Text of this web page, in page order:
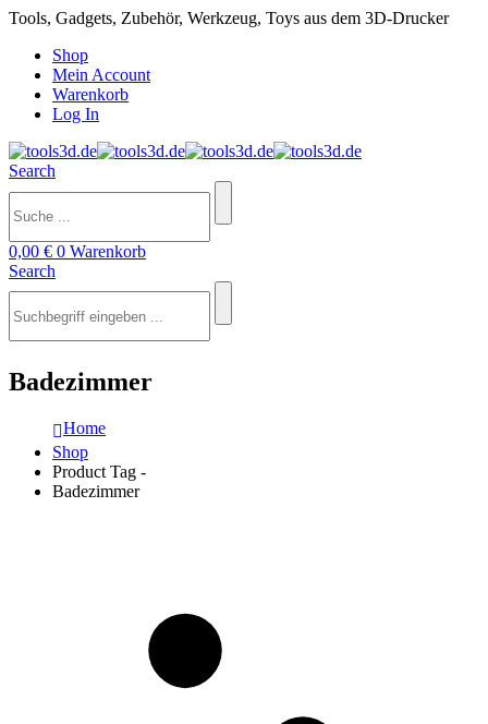
Tools, Gadgets, Zubehör, Werkzeug, Toys aus dem 3D-Drucker
Shop
Mein Account
Warenkorb
Log In
Search
0,00 € 0 Warenkorb
Search
Badezimmer
Home
Shop
Product Tag -
Badezimmer